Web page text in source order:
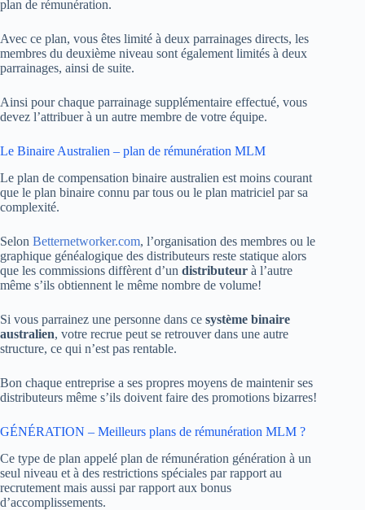
plan de rémunération.
Avec ce plan, vous êtes limité à deux parrainages directs, les
membres du deuxième niveau sont également limités à deux
parrainages, ainsi de suite.
Ainsi pour chaque parrainage supplémentaire effectué, vous
devez l’attribuer à un autre membre de votre équipe.
Le Binaire Australien – plan de rémunération MLM
Le plan de compensation binaire australien est moins courant
que le plan binaire connu par tous ou le plan matriciel par sa
complexité.
Selon Betternetworker.com, l’organisation des membres ou le
graphique généalogique des distributeurs reste statique alors
que les commissions diffèrent d’un distributeur à l’autre
même s’ils obtiennent le même nombre de volume!
Si vous parrainez une personne dans ce système binaire
australien, votre recrue peut se retrouver dans une autre
structure, ce qui n’est pas rentable.
Bon chaque entreprise a ses propres moyens de maintenir ses
distributeurs même s’ils doivent faire des promotions bizarres!
GÉNÉRATION – Meilleurs plans de rémunération MLM ?
Ce type de plan appelé plan de rémunération génération à un
seul niveau et à des restrictions spéciales par rapport au
recrutement mais aussi par rapport aux bonus
d’accomplissements.